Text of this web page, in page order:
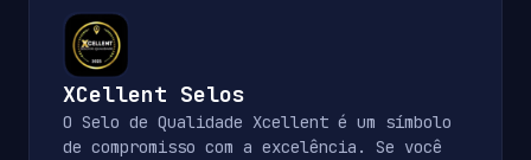
XCellent Selos
O Selo de Qualidade Xcellent é um símbolo
de compromisso com a excelência. Se você